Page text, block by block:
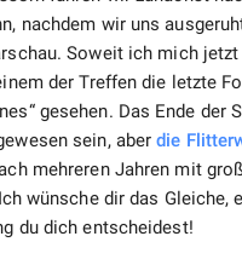
nachdem wir uns
Soweit ich mich jetzt
der Treffen die letzte
gesehen. Das Ende der
sein, aberdie
mehreren Jahren mit
wünsche dir das Gleiche,
du dich entscheidest!